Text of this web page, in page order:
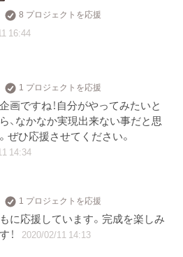
8 プロジェクトを応援
16:44
1 プロジェクトを応援
画ですね！自分がやってみたいと
、なかなか実現出来ない事だと思
ぜひ応援させてください。
14:34
1 プロジェクトを応援
に応援しています。完成を楽しみ
！
2020/02/11 14:13